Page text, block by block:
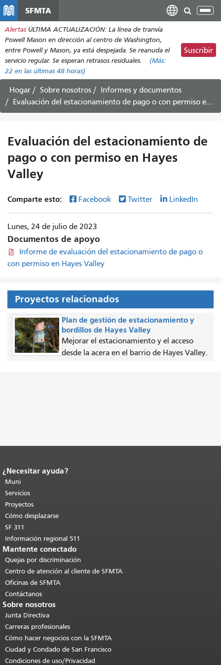
contenido
principal
SFMTA
Alertas ÚLTIMA ACTUALIZACIÓN: La línea de tranvía
Powell Mason en dirección al centro de Washington,
entre Powell y Mason, ya está despejada. Se reanuda el
servicio regular. Se esperan retrasos residuales.
(Más:
22 en las últimas 48 horas)
Suscribir
Hogar Sobre nosotros
Informes y documentos
Evaluación del estacionamiento de pago o con permiso en Hayes Valley
Evaluación del estacionamiento de
pago o con permiso en Hayes
Valley
Comparte esto: Facebook Twitter LinkedIn
Lunes, 24 de julio de 2023
Documentos de apoyo
Informe de evaluación del estacionamiento de pago o
con permiso en Hayes Valley
Proyectos relacionados
Plan de gestión de estacionamiento y
bordillos de Hayes Valley
Mejorar el estacionamiento y el acceso
desde la acera en el barrio de Hayes Valley.
Fin del contenido de la página.
de esta página se repite en todas las
páginas.Volver al principio del
contenido principal
¿Necesitar ayuda?
Muni
Servicios
Proyectos
Cómo desplazarse
SF 311
Información regional 511
Mantente conectado
Quejas por discriminación
Centro de atención al cliente de SFMTA
Oficinas de SFMTA
Contáctanos
Sobre nosotros
Junta Directiva
Carreras profesionales
Cómo hacer negocios con la SFMTA
Ciudad y Condado de San Francisco
Condiciones de uso/Privacidad